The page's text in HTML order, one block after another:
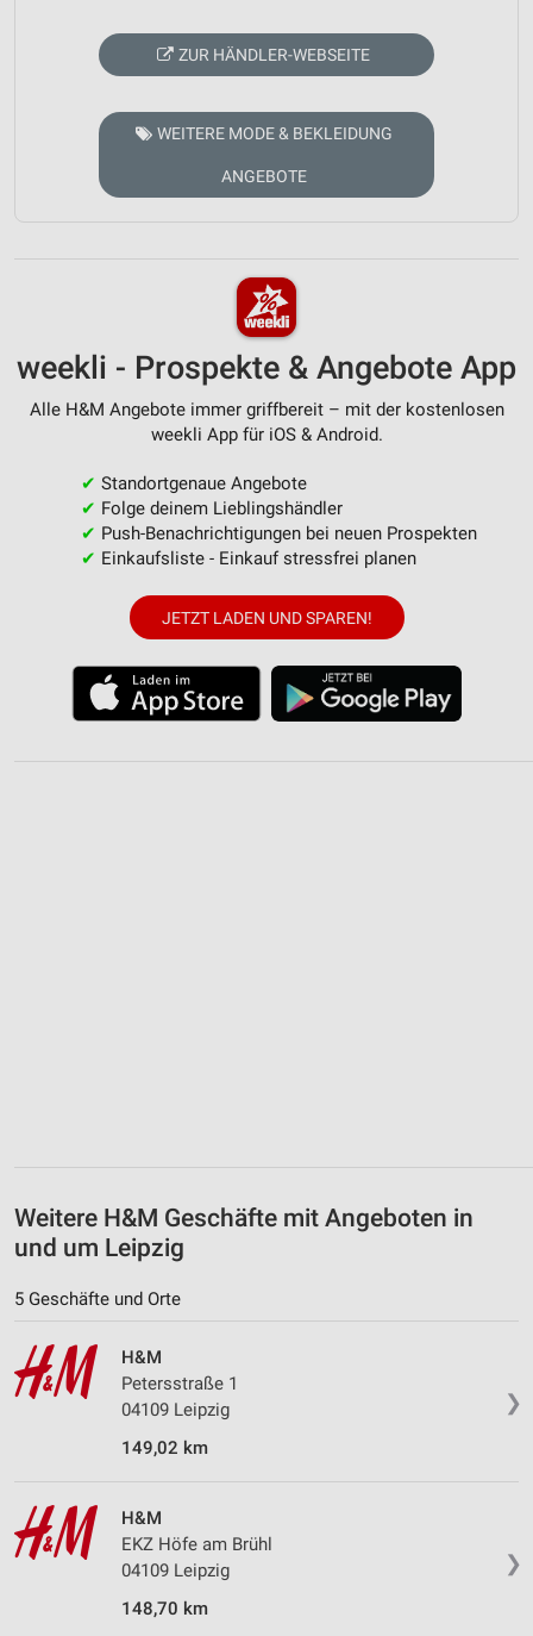
ZUR HÄNDLER-WEBSEITE
WEITERE MODE & BEKLEIDUNG
ANGEBOTE
weekli - Prospekte & Angebote App
Alle H&M Angebote immer griffbereit – mit der kostenlosen
weekli App für iOS & Android.
✔ Standortgenaue Angebote
✔ Folge deinem Lieblingshändler
✔ Push-Benachrichtigungen bei neuen Prospekten
✔ Einkaufsliste - Einkauf stressfrei planen
JETZT LADEN UND SPAREN!
Weitere H&M Geschäfte mit Angeboten in
und um Leipzig
5 Geschäfte und Orte
❯
H&M
Petersstraße 1
04109 Leipzig
149,02 km
❯
H&M
EKZ Höfe am Brühl
04109 Leipzig
148,70 km